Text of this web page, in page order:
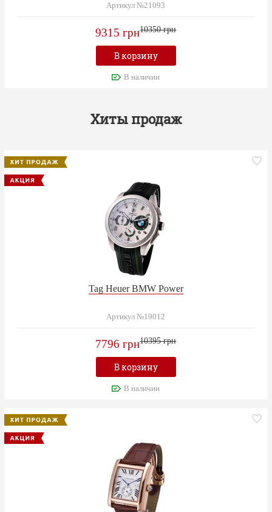
Артикул №21093
9315 грн10350 грн
В корзину
В наличии
Хиты продаж
Tag Heuer BMW Power
Артикул №19012
7796 грн10395 грн
В корзину
В наличии